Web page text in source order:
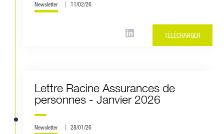
Newsletter 11/02/26
TÉLÉCHARGER
Lettre Racine Assurances de
personnes - Janvier 2026
Newsletter 28/01/26